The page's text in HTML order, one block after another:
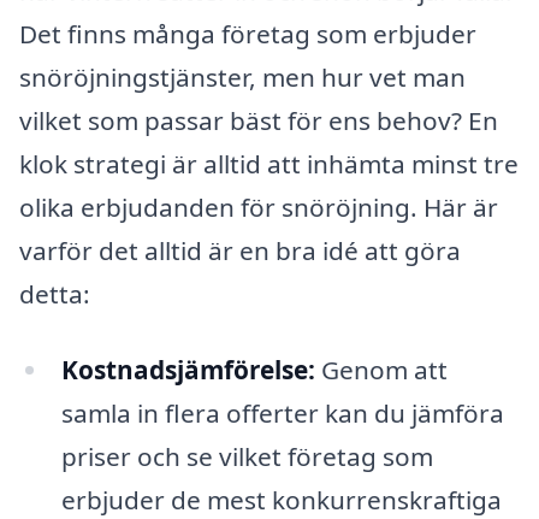
Det finns många företag som erbjuder
snöröjningstjänster, men hur vet man
vilket som passar bäst för ens behov? En
klok strategi är alltid att inhämta minst tre
olika erbjudanden för snöröjning. Här är
varför det alltid är en bra idé att göra
detta:
Kostnadsjämförelse: Genom att
samla in flera offerter kan du jämföra
priser och se vilket företag som
erbjuder de mest konkurrenskraftiga